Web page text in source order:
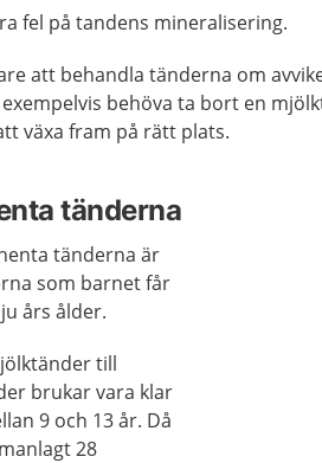
fel på tandens mineralisering.
att behandla tänderna om
behöva ta bort en
växa fram på rätt plats.
tänderna
tänderna är
som barnet får
års ålder.
till
brukar vara klar
9 och 13 år. Då
28